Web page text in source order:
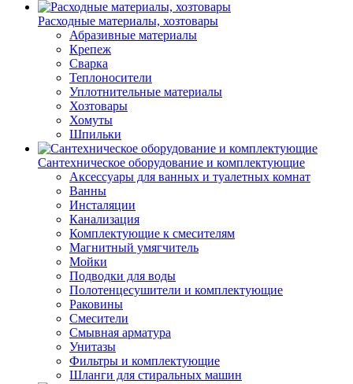
Расходные материалы, хозтовары
Абразивные материалы
Крепеж
Сварка
Теплоносители
Уплотнительные материалы
Хозтовары
Хомуты
Шпильки
Сантехническое оборудование и комплектующие
Аксессуары для ванных и туалетных комнат
Ванны
Инсталяции
Канализация
Комплектующие к смесителям
Магнитный умягчитель
Мойки
Подводки для воды
Полотенцесушители и комплектующие
Раковины
Смесители
Смывная арматура
Унитазы
Фильтры и комплектующие
Шланги для стиральных машин